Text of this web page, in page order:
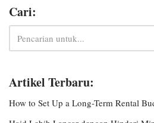
Cari:
Artikel Terbaru:
How to Set Up a Long-Term Rental